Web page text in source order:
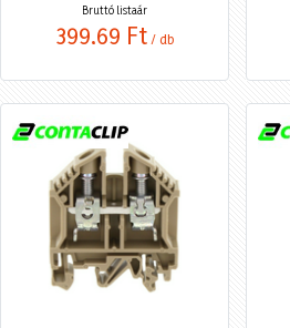
Bruttó listaár
399,69 Ft / db